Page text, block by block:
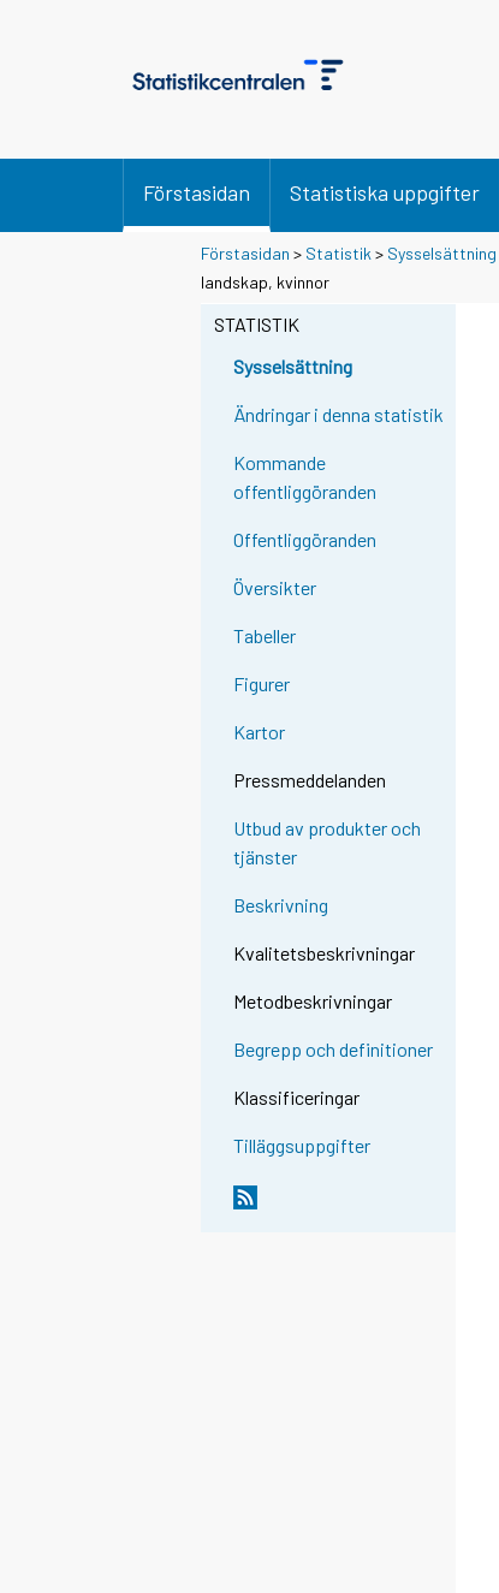
Förstasidan Statistiska uppgifter
Förstasidan > Statistik > Sysselsättning
landskap, kvinnor
STATISTIK
Sysselsättning
Ändringar i denna statistik
Kommande
offentliggöranden
Offentliggöranden
Översikter
Tabeller
Figurer
Kartor
Pressmeddelanden
Utbud av produkter och
tjänster
Beskrivning
Kvalitetsbeskrivningar
Metodbeskrivningar
Begrepp och definitioner
Klassificeringar
Tilläggsuppgifter